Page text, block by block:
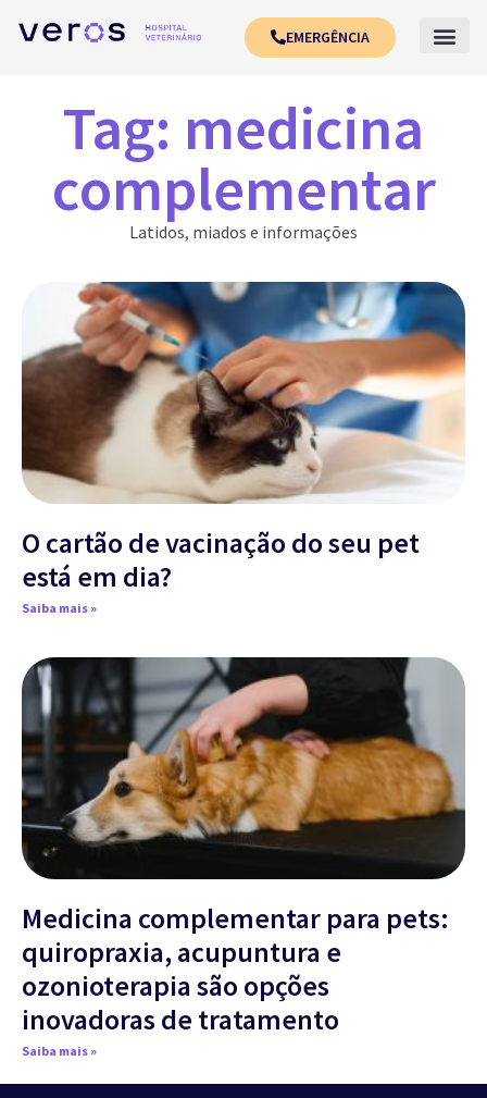
EMERGÊNCIA
Tag: medicina
complementar
Latidos, miados e informações
O cartão de vacinação do seu pet
está em dia?
Saiba mais »
Medicina complementar para pets:
quiropraxia, acupuntura e
ozonioterapia são opções
inovadoras de tratamento
Saiba mais »